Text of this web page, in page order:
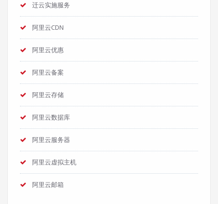
迁云实施服务
阿里云CDN
阿里云优惠
阿里云备案
阿里云存储
阿里云数据库
阿里云服务器
阿里云虚拟主机
阿里云邮箱